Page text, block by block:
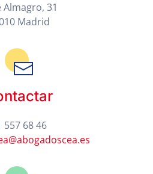
Almagro, 31
Madrid
557 68 46